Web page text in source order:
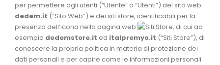
per permettere agli utenti (“Utente” o “Utenti”) del sito web
dedem.it (“Sito Web”) e dei siti store, identificabili per la
presenza dell’icona nella pagina web
, di cui ad
esempio dedemstore.it ed italpremyo.it (“Siti Store”), di
conoscere la propria politica in materia di protezione dei
dati personali e per capire come le informazioni personali